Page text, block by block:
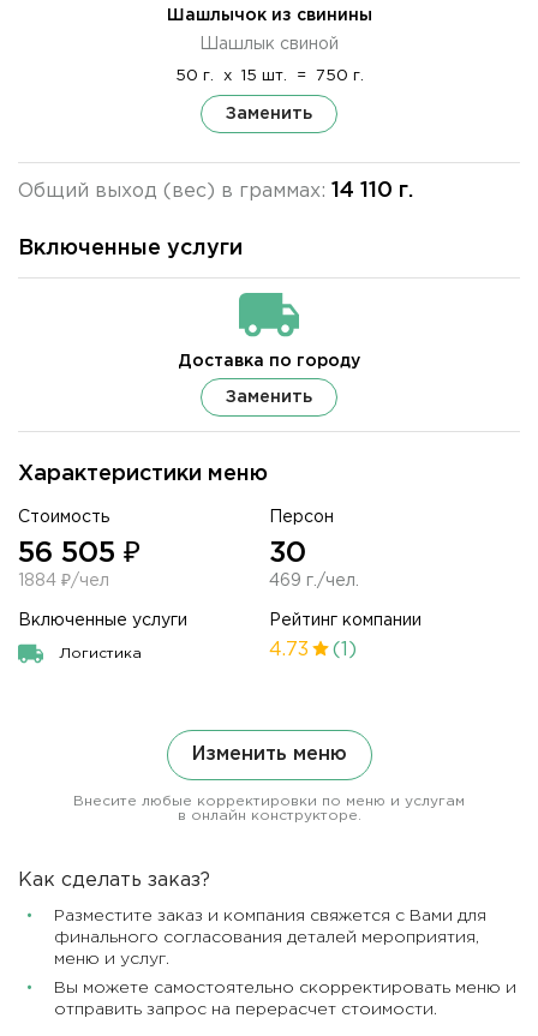
Характеристики меню
Стоимость
56 505 ₽
1884 ₽/чел
Персон
30
469 г./чел.
Включенные услуги
Логистика
Рейтинг компании
4.73 (1)
Шашлычок из свинины
Шашлык свиной
50 г. x 15 шт. = 750 г.
Заменить
Общий выход (вес) в граммах: 14 110 г.
Изменить меню
Внесите любые корректировки по меню и услугам
в онлайн конструкторе.
Включенные услуги
Доставка по городу
Заменить
Как сделать заказ?
Разместите заказ и компания свяжется с Вами для
финального согласования деталей мероприятия,
меню и услуг.
Вы можете самостоятельно скорректировать меню и
отправить запрос на перерасчет стоимости.